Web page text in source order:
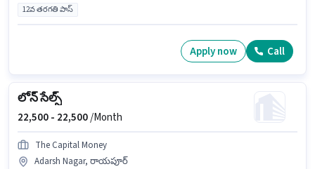
12వ తరగతి పాస్
Apply now Call
లోన్ సేల్స్
22,500 - 22,500/Month
The Capital Money
Adarsh Nagar, రాయపూర్